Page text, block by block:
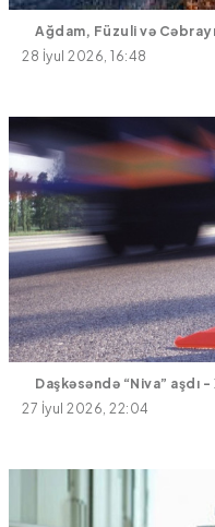
Ağdam, Füzuli və
28 İyul 2026, 16:48
Daşkəsəndə “Niva” aşdı
27 İyul 2026, 22:04